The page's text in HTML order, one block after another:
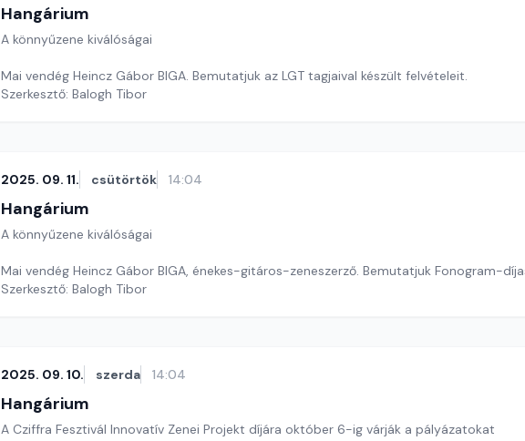
Hangárium
A könnyűzene kiválóságai
Mai vendég Heincz Gábor BIGA. Bemutatjuk az LGT tagjaival készült felvételeit.
Szerkesztő: Balogh Tibor
2025. 09. 11. csütörtök 14:04
Hangárium
A könnyűzene kiválóságai
Mai vendég Heincz Gábor BIGA, énekes-gitáros-zeneszerző. Bemutatjuk Fonogram-
Szerkesztő: Balogh Tibor
2025. 09. 10. szerda 14:04
Hangárium
A Cziffra Fesztivál Innovatív Zenei Projekt díjára október 6-ig várják a pályázatokat